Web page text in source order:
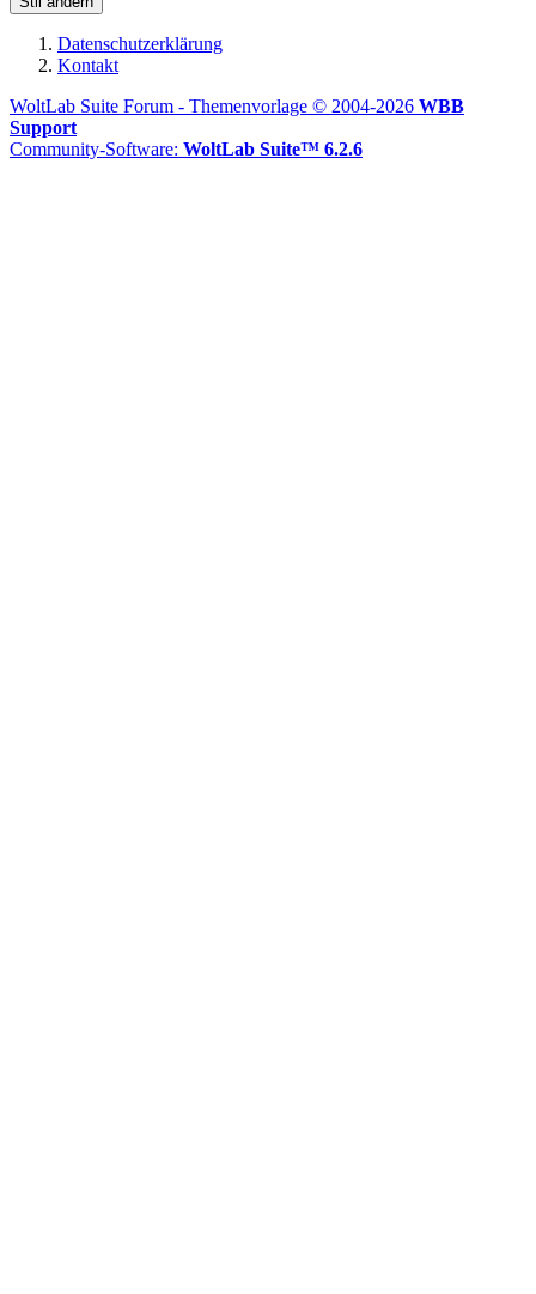
Datenschutzerklärung
Kontakt
WoltLab Suite Forum - Themenvorlage © 2004-2026 WBB
Support
Community-Software: WoltLab Suite™ 6.2.6